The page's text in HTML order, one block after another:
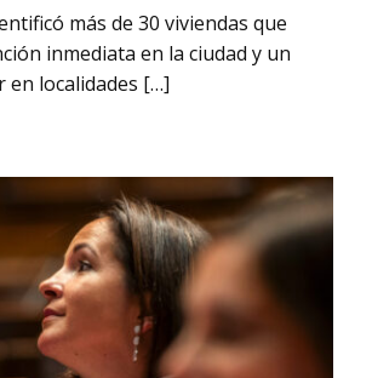
más de 30 viviendas que
inmediata en la ciudad y un
en localidades […]